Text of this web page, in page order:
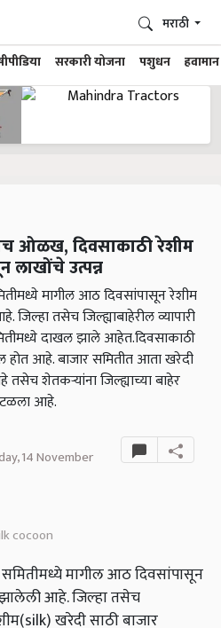
सरकारी योजना पशुधन हवामान
मराठी
ओळख, दिवसाकाठी रेशीम
लाखोंचे उत्पन्न
मागील आठ दिवसांपासून रेशीम
तसेच जिल्ह्याबाहेरील व्यापारी
दाखल झाले आहेत.दिवसाकाठी
होत आहे. बाजार समितीत आता खरेदी
तसेच शेतकऱ्यांना जिल्ह्याच्या बाहेर
टळला आहे.
14 November
cocoon
मागील आठ दिवसांपासून
आहे. जिल्हा तसेच
खरेदी साठी बाजार